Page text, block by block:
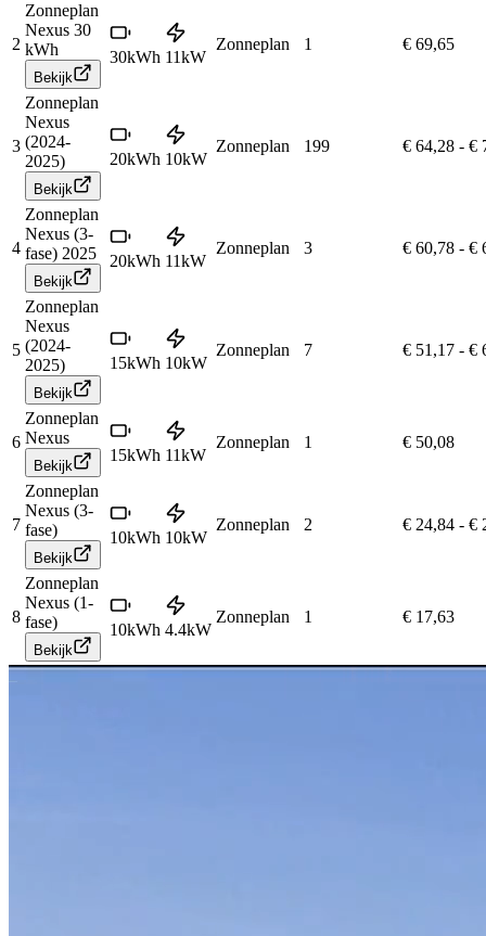
2
Zonneplan
Nexus 30
kWh
Bekijk
30kWh 11kW
Zonneplan 1 € 69,65
3
Zonneplan
Nexus
(2024-
2025)
Bekijk
20kWh 10kW
Zonneplan 199 € 64,28 - €
4
Zonneplan
Nexus (3-
fase) 2025
Bekijk
20kWh 11kW
Zonneplan 3 € 60,78 - €
5
Zonneplan
Nexus
(2024-
2025)
Bekijk
15kWh 10kW
Zonneplan 7 € 51,17 - €
6
Zonneplan
Nexus
Bekijk
15kWh 11kW
Zonneplan 1 € 50,08
7
Zonneplan
Nexus (3-
fase)
Bekijk
10kWh 10kW
Zonneplan 2 € 24,84 - €
8
Zonneplan
Nexus (1-
fase)
Bekijk
10kWh 4.4kW
Zonneplan 1 € 17,63